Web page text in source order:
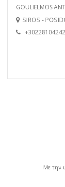
GOULIELMOS
SIROS -
Με την